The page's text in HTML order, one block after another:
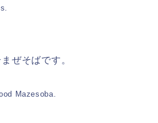
ぜそばです。
Mazesoba.